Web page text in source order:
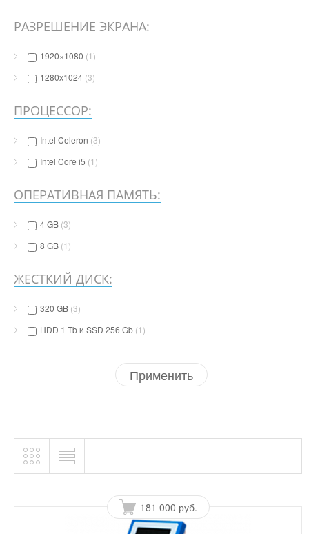
РАЗРЕШЕНИЕ ЭКРАНА:
1920×1080 (1)
1280х1024 (3)
ПРОЦЕССОР:
Intel Celeron (3)
Intel Core i5 (1)
ОПЕРАТИВНАЯ ПАМЯТЬ:
4 GB (3)
8 GB (1)
ЖЕСТКИЙ ДИСК:
320 GB (3)
HDD 1 Tb и SSD 256 Gb (1)
Применить
181 000 руб.